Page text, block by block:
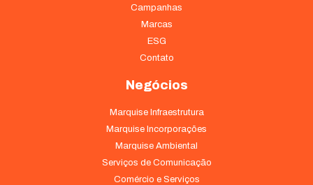
Campanhas
Marcas
ESG
Contato
Negócios
Marquise Infraestrutura
Marquise Incorporações
Marquise Ambiental
Serviços de Comunicação
Comércio e Serviços